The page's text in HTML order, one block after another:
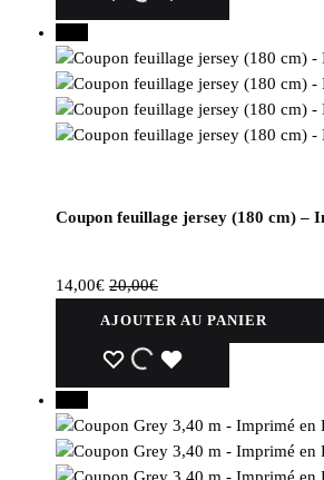
Coupon feuillage jersey (180 cm) –
14,00€ 20,00€
AJOUTER AU PANIER